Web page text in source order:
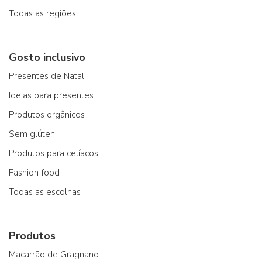
Todas as regiões
Gosto inclusivo
Presentes de Natal
Ideias para presentes
Produtos orgânicos
Sem glúten
Produtos para celíacos
Fashion food
Todas as escolhas
Produtos
Macarrão de Gragnano